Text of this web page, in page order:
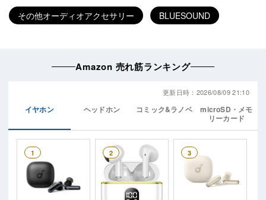
その他オーディオアクセサリー BLUESOUND